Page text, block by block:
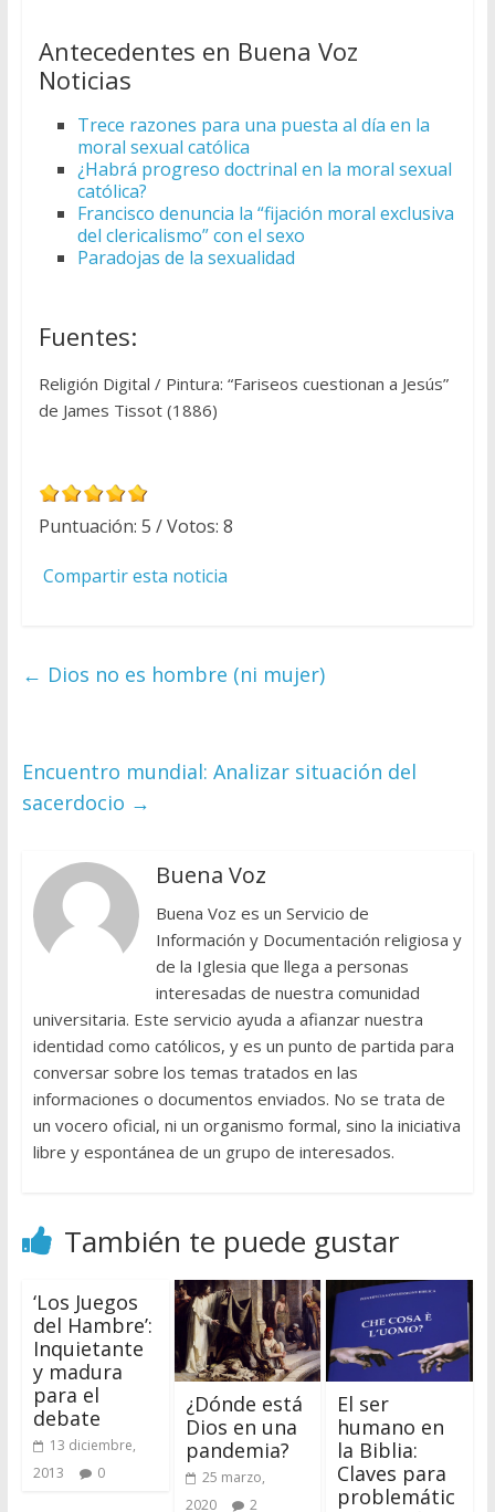
Antecedentes en Buena Voz
Noticias
Trece razones para una puesta al día en la
moral sexual católica
¿Habrá progreso doctrinal en la moral sexual
católica?
Francisco denuncia la “fijación moral exclusiva
del clericalismo” con el sexo
Paradojas de la sexualidad
Fuentes:
Religión Digital / Pintura: “Fariseos cuestionan a Jesús”
de James Tissot (1886)
Puntuación: 5 / Votos: 8
Compartir esta noticia
← Dios no es hombre (ni mujer)
Encuentro mundial: Analizar situación del
sacerdocio →
Buena Voz
Buena Voz es un Servicio de
Información y Documentación religiosa y
de la Iglesia que llega a personas
interesadas de nuestra comunidad
universitaria. Este servicio ayuda a afianzar nuestra
identidad como católicos, y es un punto de partida para
conversar sobre los temas tratados en las
informaciones o documentos enviados. No se trata de
un vocero oficial, ni un organismo formal, sino la iniciativa
libre y espontánea de un grupo de interesados.
También te puede gustar
‘Los Juegos
del Hambre’:
Inquietante
y madura
para el
debate
13 diciembre,
2013
0
¿Dónde está
Dios en una
pandemia?
25 marzo,
2020
2
El ser
humano en
la Biblia:
Claves para
problemátic